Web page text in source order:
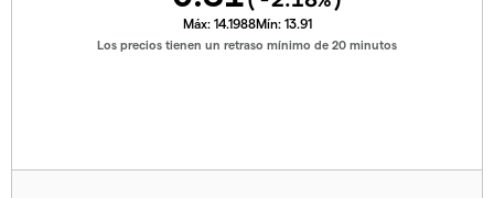
Máx: 14.1988Mín: 13.91
Los precios tienen un retraso mínimo de 20 minutos